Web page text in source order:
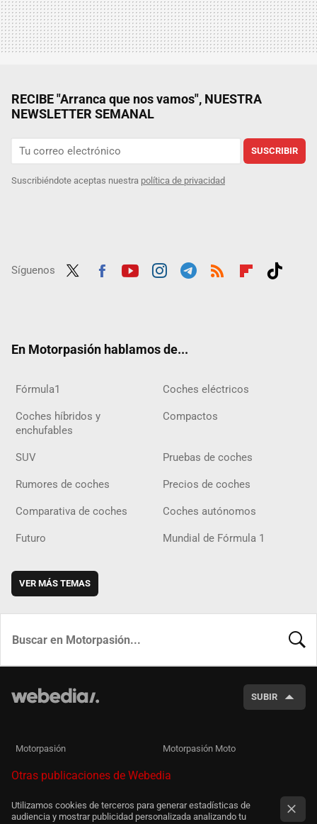
RECIBE "Arranca que nos vamos", NUESTRA
NEWSLETTER SEMANAL
SUSCRIBIR
Suscribiéndote aceptas nuestra política de privacidad
Síguenos
En Motorpasión hablamos de...
Fórmula1 Coches eléctricos
Coches híbridos y
enchufables
Compactos
SUV Pruebas de coches
Rumores de coches Precios de coches
Comparativa de coches Coches autónomos
Futuro Mundial de Fórmula 1
VER MÁS TEMAS
SUBIR
Motorpasión Motorpasión Moto
Otras publicaciones de Webedia
Utilizamos cookies de terceros para generar estadísticas de
audiencia y mostrar publicidad personalizada analizando tu